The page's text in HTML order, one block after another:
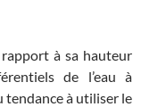
à sa hauteur
de l’eau à
tendance à utiliser le